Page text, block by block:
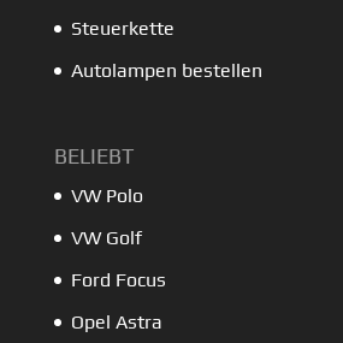
Steuerkette
Autolampen bestellen
BELIEBT
VW Polo
VW Golf
Ford Focus
Opel Astra